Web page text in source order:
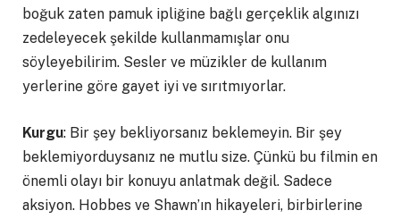
boğuk zaten pamuk ipliğine bağlı gerçeklik algınızı
zedeleyecek şekilde kullanmamışlar onu
söyleyebilirim. Sesler ve müzikler de kullanım
yerlerine göre gayet iyi ve sırıtmıyorlar.
Kurgu: Bir şey bekliyorsanız beklemeyin. Bir şey
beklemiyorduysanız ne mutlu size. Çünkü bu filmin en
önemli olayı bir konuyu anlatmak değil. Sadece
aksiyon. Hobbes ve Shawn’ın hikayeleri, birbirlerine